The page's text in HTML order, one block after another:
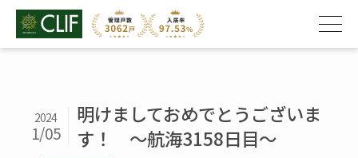
明けましておめでとうございま
す！ ～航海3158日目～
2024
1/05